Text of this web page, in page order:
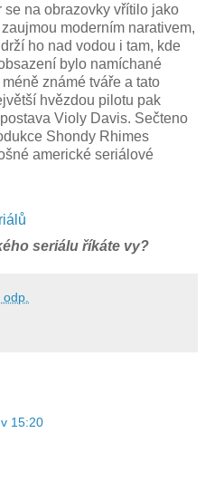
se na obrazovky vřítilo jako
moderním narativem,
ho nad vodou i tam, kde
bylo namíchané
známé tváře a tato
hvězdou pilotu pak
Violy Davis. Sečteno
Shondy Rhimes
americké seriálové
seriálu říkáte vy?
odp.
15:20